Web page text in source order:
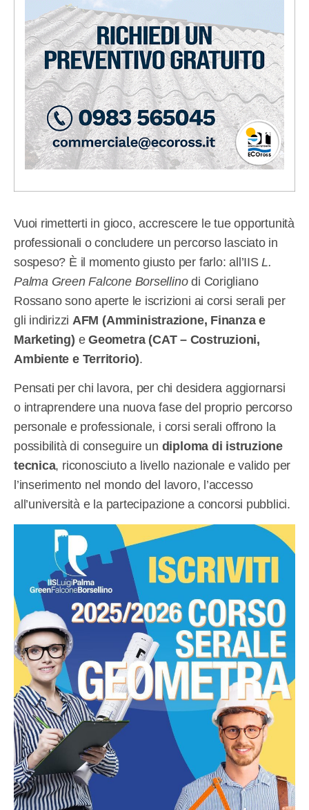
Vuoi rimetterti in gioco, accrescere le tue opportunità
professionali o concludere un percorso lasciato in
sospeso? È il momento giusto per farlo: all’IISL.
Palma Green Falcone Borsellinodi Corigliano
Rossano sono aperte le iscrizioni ai corsi serali per
gli indirizzi AFM (Amministrazione, Finanza e
Marketing) eGeometra (CAT – Costruzioni,
Ambiente e Territorio).
Pensati per chi lavora, per chi desidera aggiornarsi
o intraprendere una nuova fase del proprio percorso
personale e professionale, i corsi serali offrono la
possibilità di conseguire un diploma di istruzione
tecnica, riconosciuto a livello nazionale e valido per
l’inserimento nel mondo del lavoro, l’accesso
all’università e la partecipazione a concorsi pubblici.